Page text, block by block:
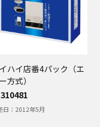
ハイ店番4パック（エ
方式）
日： 2012年5月